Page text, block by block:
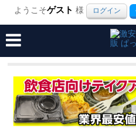
ようこそゲスト 様 ログイン